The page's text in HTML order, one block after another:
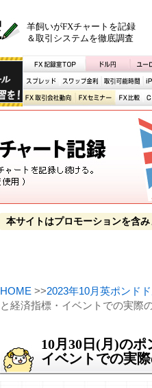
羊飼いがFXチャートを記録
＆取引システムを徹底調査
本サイトはプロモーションを含み
HOME >>2023年10月英ポンド
と経済指標・イベントでの実際
10月30日(月)の
イベントでの実